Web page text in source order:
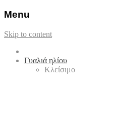
Menu
Skip to content
Γυαλιά ηλίου
Κλείσιμο